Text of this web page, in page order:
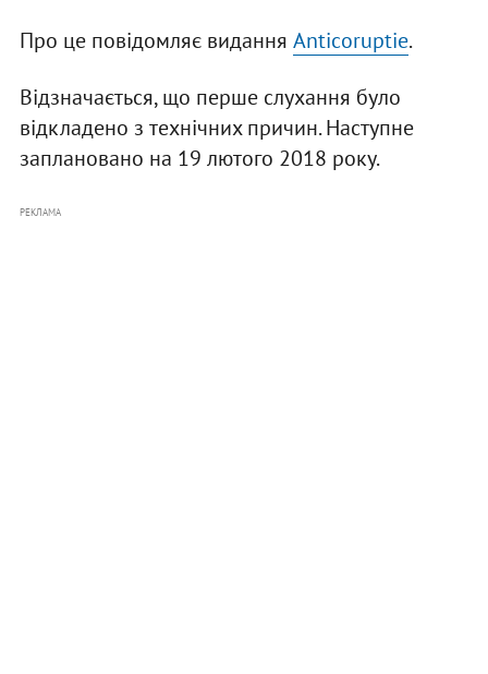
Про це повідомляє видання Anticoruptie.
Відзначається, що перше слухання було
відкладено з технічних причин. Наступне
заплановано на 19 лютого 2018 року.
РЕКЛАМА